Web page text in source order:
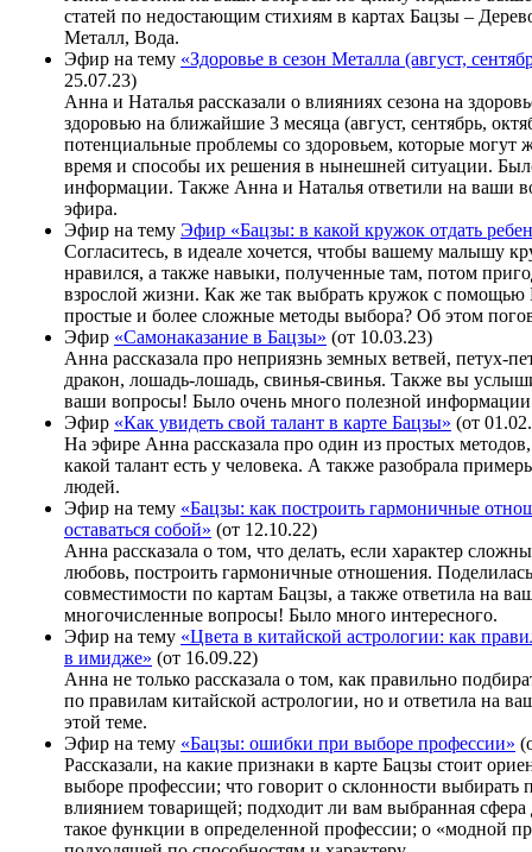
статей по недостающим стихиям в картах Бацзы –
Металл, Вода.
Эфир на тему «Здоровье в сезон Металла (август,
25.07.23)
Анна и Наталья рассказали о влияниях сезона на
здоровью на ближайшие 3 месяца (август, сентябрь,
потенциальные проблемы со здоровьем, которые могут
время и способы их решения в нынешней ситуации.
информации. Также Анна и Наталья ответили на ваши
эфира.
Эфир на тему Эфир «Бацзы: в какой кружок отдать
Согласитесь, в идеале хочется, чтобы вашему малышу
нравился, а также навыки, полученные там, потом
взрослой жизни. Как же так выбрать кружок с помощью
простые и более сложные методы выбора? Об этом
Эфир «Самонаказание в Бацзы» (от 10.03.23)
Анна рассказала про неприязнь земных ветвей, петух-
дракон, лошадь-лошадь, свинья-свинья. Также вы
ваши вопросы! Было очень много полезной
Эфир «Как увидеть свой талант в карте Бацзы» (от
На эфире Анна рассказала про один из простых
какой талант есть у человека. А также разобрала
людей.
Эфир на тему «Бацзы: как построить гармоничные
оставаться собой» (от 12.10.22)
Анна рассказала о том, что делать, если характер
любовь, построить гармоничные отношения.
совместимости по картам Бацзы, а также ответила на
многочисленные вопросы! Было много интересного.
Эфир на тему «Цвета в китайской астрологии: как
в имидже» (от 16.09.22)
Анна не только рассказала о том, как правильно
по правилам китайской астрологии, но и ответила на
этой теме.
Эфир на тему «Бацзы: ошибки при выборе профессии»
Рассказали, на какие признаки в карте Бацзы стоит
выборе профессии; что говорит о склонности выбирать
влиянием товарищей; подходит ли вам выбранная сфера
такое функции в определенной профессии; о «модной